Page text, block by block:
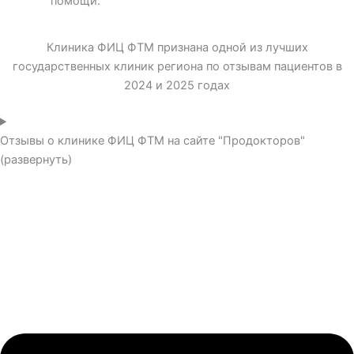
Клиника ФИЦ ФТМ признана одной из лучших
государственных клиник региона по отзывам пациентов в
2024 и 2025 годах
Отзывы о клинике ФИЦ ФТМ на сайте "Продокторов"
(развернуть)